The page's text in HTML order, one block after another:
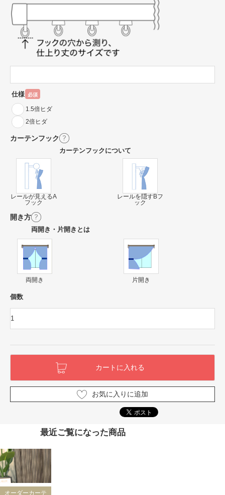
仕様 必須
1.5倍ヒダ
2倍ヒダ
カーテンフック
カーテンフックについて
レールが見えるA
フック
レールを隠すBフ
ック
開き方
両開き・片開きとは
両開き 片開き
個数
お気に入りに追加
最近ご覧になった商品
オーダーカーテ